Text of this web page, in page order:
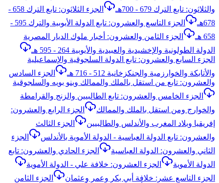
والثلاثون: تابع الترك 679 - 700هـ
الجزء الثلاثون: تابع الترك 658 -
678هـ
الجزء التاسع والعشرون: تابع الدولة الأيوبية والترك 595 -
658 هـ
الجزء الثامن والعشرون: أخبار ملوك الديار المصرية
الدولة الطولونية والإخشيدية والعبيدية والأيوبية 264 - 595 هـ
الجزء السابع والعشرون: تابع الدولة السلجوقية والإسماعيلية
والأتابكة والخوارزمية والجنكزخانية 512 - 716 هـ
الجزء السادس
والعشرون: تابع من استقل بالملك والممالك وبنو بويه والسلجوقية
الجزء الخامس والعشرون: تابع الطالبيين والزنج والقرامطة
والخوارج ومن استقل بالملك والممالك
الجزء الرابع والعشرون:
إفريقيا وبلاد المغرب والأندلس والطالبيين
الجزء الثالث
والعشرون: تابع الدولة العباسية - الدولة الأموية بالأندلس
الجزء
الثاني والعشرون: الدولة العباسية
الجزء الحادي والعشرون: تابع
الدولة الأموية
الجزء العشرون: خلافة علي - الدولة الأموية
الجزء التاسع عشر: خلافة أبي بكر وعمر وعثمان
الجزء الثامن